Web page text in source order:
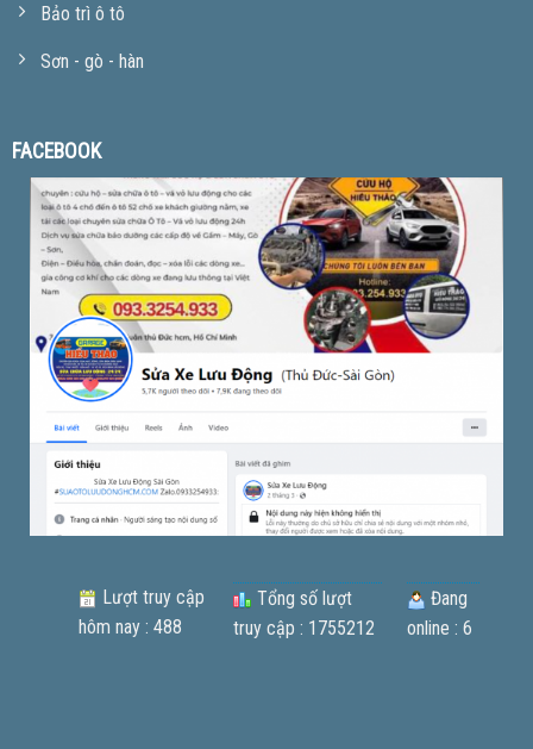
Bảo trì ô tô
Sơn - gò - hàn
FACEBOOK
Lượt truy cập
hôm nay : 488
Tổng số lượt
truy cập : 1755212
Đang
online : 6